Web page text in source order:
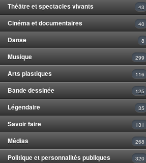
Théâtre et spectacles vivants 43
Cinéma et documentaires 40
Danse 8
Musique 299
Arts plastiques 116
Bande dessinée 125
Légendaire 35
Savoir faire 131
Médias 268
Politique et personnalités publiques 320